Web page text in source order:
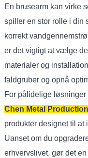
En brusearm kan virke
spiller en stor rolle i din
korrekt
er det vigtigt at vælge
materialer og
faldgruber og opnå
For pålidelige løsninger
Chen Metal
produkter designet til at
Uanset om du
erhvervslivet, gør det